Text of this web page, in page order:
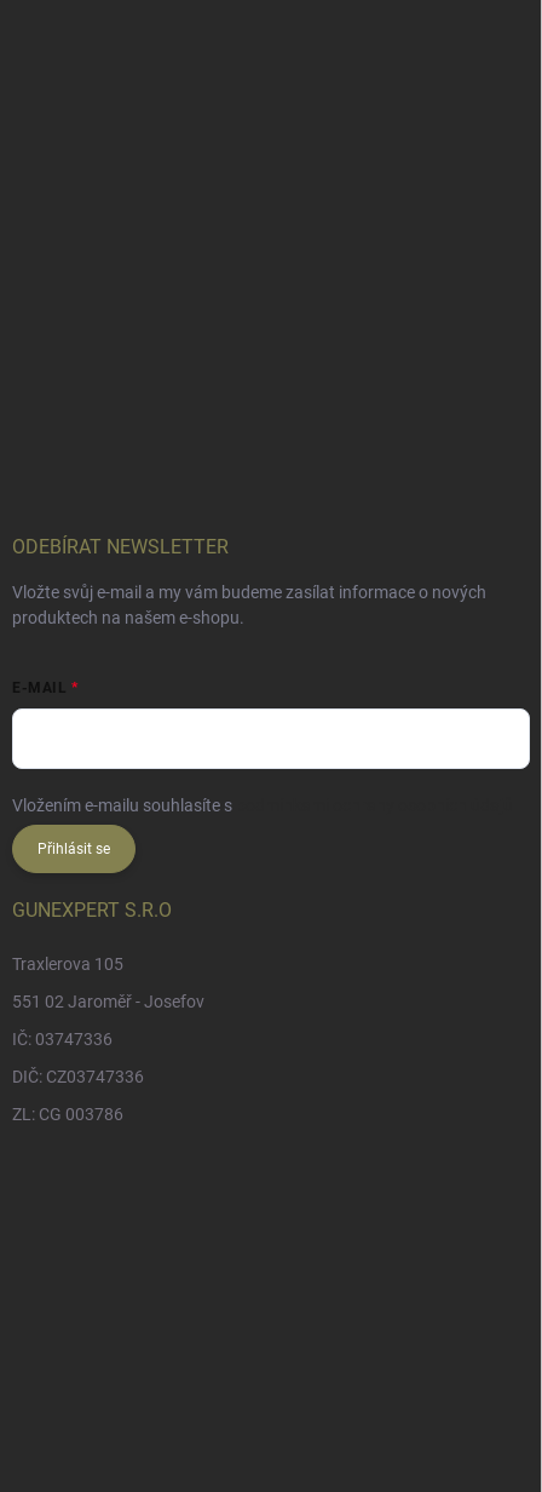
ODEBÍRAT NEWSLETTER
Vložte svůj e-mail a my vám budeme zasílat informace o nových
produktech na našem e-shopu.
E-MAIL
Vložením e-mailu souhlasíte s
Přihlásit se
GUNEXPERT S.R.O
Traxlerova 105
551 02 Jaroměř - Josefov
IČ: 03747336
DIČ: CZ03747336
ZL: CG 003786